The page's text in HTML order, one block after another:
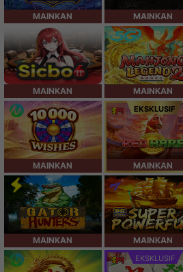
MAINKAN MAINKAN
MAINKAN MAINKAN
MAINKAN
EKSKLUSIF
MAINKAN
MAINKAN MAINKAN
EKSKLUSIF